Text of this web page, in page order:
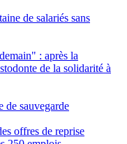
de salariés sans
: après la
de la solidarité à
de sauvegarde
offres de reprise